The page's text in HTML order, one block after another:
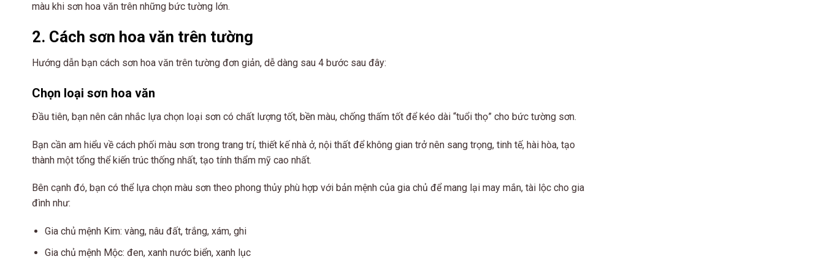
màu khi sơn hoa văn trên những bức tường lớn.
2. Cách sơn hoa văn trên tường
Hướng dẫn bạn cách sơn hoa văn trên tường đơn giản, dễ dàng sau 4 bước sau đây:
Chọn loại sơn hoa văn
Đầu tiên, bạn nên cân nhắc lựa chọn loại sơn có chất lượng tốt, bền màu, chống thấm tốt để kéo dài “tuổi thọ” cho bức tường sơn.
Bạn cần am hiểu về cách phối màu sơn trong trang trí, thiết kế nhà ở, nội thất để không gian trở nên sang trọng, tinh tế, hài hòa, tạo
thành một tổng thể kiến trúc thống nhất, tạo tính thẩm mỹ cao nhất.
Bên cạnh đó, bạn có thể lựa chọn màu sơn theo phong thủy phù hợp với bản mệnh của gia chủ để mang lại may mắn, tài lộc cho gia
đình như:
Gia chủ mệnh Kim: vàng, nâu đất, trắng, xám, ghi
Gia chủ mệnh Mộc: đen, xanh nước biển, xanh lục